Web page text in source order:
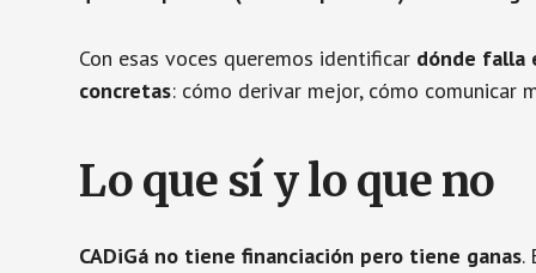
Con esas voces queremos identificar dónde falla
concretas: cómo derivar mejor, cómo comunicar
Lo que sí y lo que no
CADiGá no tiene financiación pero tiene ganas.